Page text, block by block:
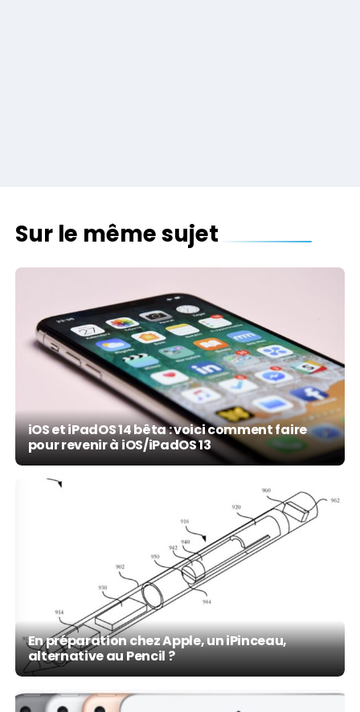
Sur le même sujet
iOS et iPadOS 14 bêta : voici comment faire
pour revenir à iOS/iPadOS 13
En préparation chez Apple, un iPinceau,
alternative au Pencil ?